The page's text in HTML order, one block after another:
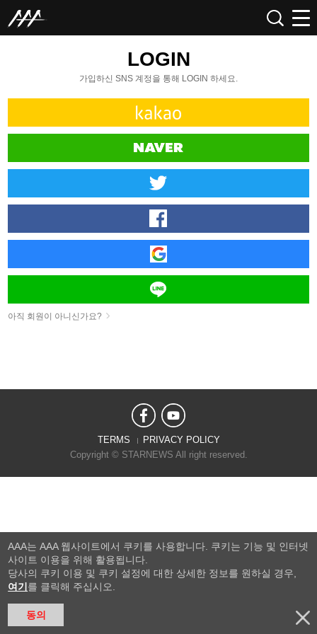
LOGIN
가입하신 SNS 계정을 통해 LOGIN 하세요.
아직 회원이 아니신가요?
TERMS
PRIVACY POLICY
Copyright © STARNEWS All right reserved.
AAA는 AAA 웹사이트에서 쿠키를 사용합니다. 쿠키는 기능 및 인터넷
사이트 이용을 위해 활용됩니다.
당사의 쿠키 이용 및 쿠키 설정에 대한 상세한 정보를 원하실 경우,
여기 를 클릭해 주십시오.
동의